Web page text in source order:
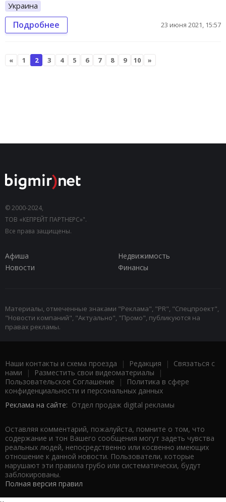
Украина
Подробнее 23 июня 2021, 15:57
« 1 2 3 4 5 6 7 8 9 10 »
© 2000-2024,
ТОВ «КЕПРЕЙТ ПАРТНЕРС»".
Все права защищены.
Афиша
Недвижимость
Новости
Финансы
Материалы, отмеченные знаками "Реклама", "PR", "Спецпроект",
"Новости компаний", "Актуально", "Промо", публикуются на
правах рекламы.
Наши контакты и схема проезда | Редакция | Связаться с
нами | Разместить свои видеоматериалы |
Пользовательское Соглашение |
Политика в сфере
конфиденциальности и персональных данных
Реклама на сайте: Отдел продаж digital рекламы
Оставляя комментарий, пожалуйста, помните о том, что
содержание и тон Вашего сообщения могут задеть чувства
реальных людей, непосредственно или косвенно имеющих
отношение к данной новости. Пользователи, которые
нарушают эти правила грубо или систематически, будут
заблокированы.
Полная версия правил